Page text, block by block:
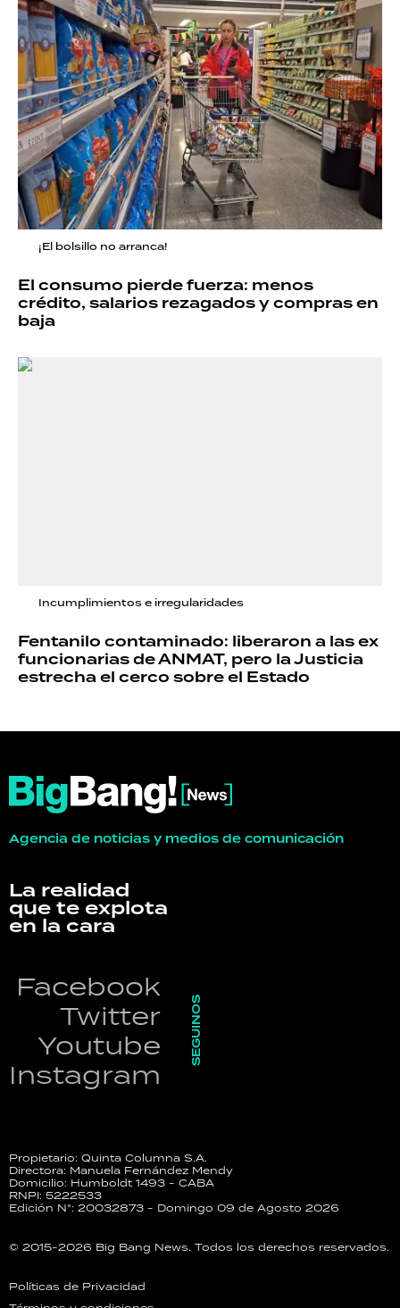
¡El bolsillo no arranca!
El consumo pierde fuerza: menos
crédito, salarios rezagados y compras en
baja
Incumplimientos e irregularidades
Fentanilo contaminado: liberaron a las ex
funcionarias de ANMAT, pero la Justicia
estrecha el cerco sobre el Estado
Agencia de noticias y medios de comunicación
La realidad
que te explota
en la cara
Facebook
Twitter
Youtube
Instagram
SEGUINOS
Propietario: Quinta Columna S.A.
Directora: Manuela Fernández Mendy
Domicilio: Humboldt 1493 - CABA
RNPI: 5222533
Edición N°: 20032873 - Domingo 09 de Agosto 2026
© 2015-2026 Big Bang News. Todos los derechos reservados.
Políticas de Privacidad